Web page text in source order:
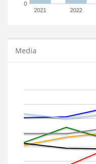
2021 2022
0
Media